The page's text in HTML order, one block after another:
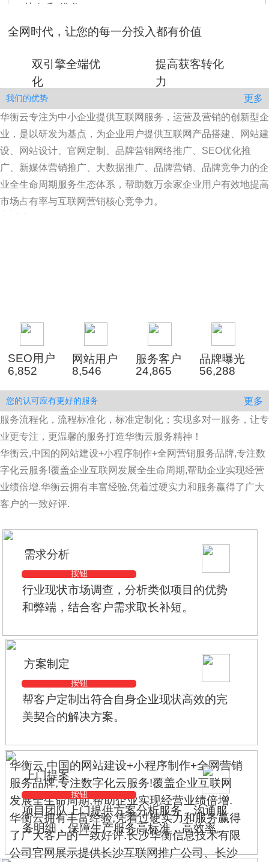
执行和优化
提高获客转化
力
双引擎全端优
化
全网时代，让您的每一分投入都有价值
我们的优势
更多
华衡云专注为中小企业提供互联网服务，运营及营销的创新型企
业，是以研发为基点，为企业用户提供互联网产品搭建、网站建
设、网站设计、官网定制、品牌营销网络推广、SEO优化推
广、新媒体营销推广、大数据推广、品牌营销、品牌竞争力的企
业全生命周期服务生态体系，帮助数万余家企业用户有效地提高
市场占有率与互联网营销核心竞争力。
56,288
品牌曝光
24,865
服务客户
网站用户
8,546
6,852
SEO用户
您的认可应有更好的服务
更多
服务流程化，流程标准化，标准定制化；实现多对一服务，让专
业更专注，更温馨的服务打造华衡云服务精神！
华衡云,中国的网站建设+小程序制作+全网营销服务品牌,专注数
字化云服务!覆盖企业互联网发展全生命周期,帮助企业实现经营
业绩倍增.华衡云拥有丰富经验,凭着过硬实力和服务赢得了广大
客户的一致好评.
行业现状市场调查，分析类似项目的优势
和弊端，结合客户需求取长补短。
按钮
需求分析
帮客户定制出符合自身企业现状高效的完
美契合的解决方案。
按钮
方案制定
项目团队上门提供方案分析服务，沟通服
务明细，保障生产服务高标准，高效率。
按钮
上门提案
华衡云,中国的网站建设+小程序制作+全网营销
服务品牌,专注数字化云服务!覆盖企业互联网
发展全生命周期,帮助企业实现经营业绩倍增.
华衡云拥有丰富经验,凭着过硬实力和服务赢得
了广大客户的一致好评.长沙华衡信息技术有限
公司官网展示提供长沙互联网推广公司、长沙